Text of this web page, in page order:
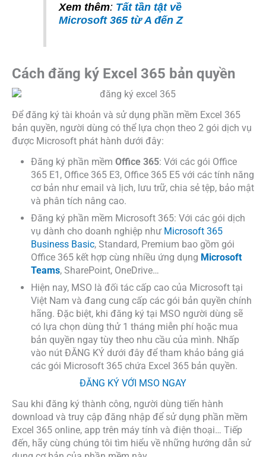
Xem thêm: Tất tần tật về
Microsoft 365 từ A đến Z
Cách đăng ký Excel 365 bản quyền
Để đăng ký tài khoản và sử dụng phần mềm Excel 365
bản quyền, người dùng có thể lựa chọn theo 2 gói dịch vụ
được Microsoft phát hành dưới đây:
Đăng ký phần mềm Office 365: Với các gói Office
365 E1, Office 365 E3, Office 365 E5 với các tính năng
cơ bản như email và lịch, lưu trữ, chia sẻ tệp, bảo mật
và phân tích nâng cao.
Đăng ký phần mềm Microsoft 365: Với các gói dịch
vụ dành cho doanh nghiệp như Microsoft 365
Business Basic, Standard, Premium bao gồm gói
Office 365 kết hợp cùng nhiều ứng dụng Microsoft
Teams, SharePoint, OneDrive…
Hiện nay, MSO là đối tác cấp cao của Microsoft tại
Việt Nam và đang cung cấp các gói bản quyền chính
hãng. Đặc biệt, khi đăng ký tại MSO người dùng sẽ
có lựa chọn dùng thử 1 tháng miễn phí hoặc mua
bản quyền ngay tùy theo nhu cầu của mình. Nhấp
vào nút ĐĂNG KÝ dưới đây để tham khảo bảng giá
các gói Microsoft 365 chứa Excel 365 bản quyền.
ĐĂNG KÝ VỚI MSO NGAY
Sau khi đăng ký thành công, người dùng tiến hành
download và truy cập đăng nhập để sử dụng phần mềm
Excel 365 online, app trên máy tính và điện thoại… Tiếp
đến, hãy cùng chúng tôi tìm hiểu về những hướng dẫn sử